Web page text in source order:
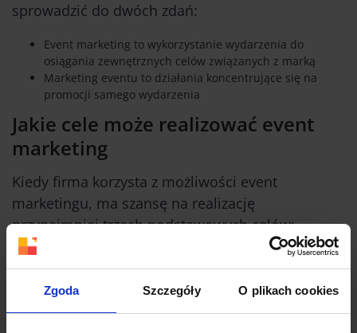
Zgoda Szczegóły O plikach cookies
sprowadzić do dwóch zdań:
Event marketing to wykorzystanie wydarzenia do
osiągania zewnętrznych celów związanych z marką
Marketing eventu to działania koncentrujące się na
promocji samego wydarzenia
Jakie cele może realizować event
marketing
Kiedy firma korzysta z możliwości event
marketingu, ma szansę na realizację
przynajmniej trzech podstawowych celów:
– zbieranie danej branży lub jej
marketingowym i sprzedażowym pozwala na